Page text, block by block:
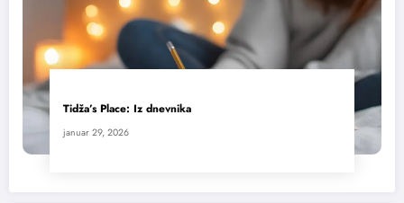
Tidža’s Place: Iz dnevnika
januar 29, 2026